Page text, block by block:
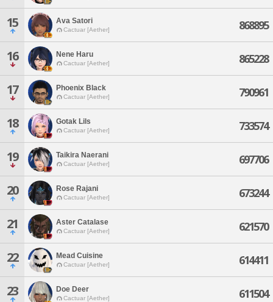
15 Ava Satori
Cactuar [Aether] 868895
16 Nene Haru
Cactuar [Aether] 865228
17 Phoenix Black
Cactuar [Aether] 790961
18 Gotak Lils
Cactuar [Aether] 733574
19 Taikira Naerani
Cactuar [Aether] 697706
20 Rose Rajani
Cactuar [Aether] 673244
21 Aster Catalase
Cactuar [Aether] 621570
22 Mead Cuisine
Cactuar [Aether] 614411
23 Doe Deer
Cactuar [Aether] 611504